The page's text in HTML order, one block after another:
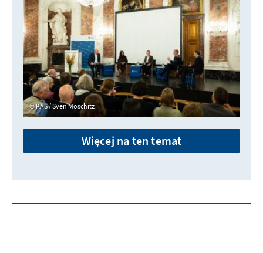
KAS / Sven Moschitz
Więcej na ten temat